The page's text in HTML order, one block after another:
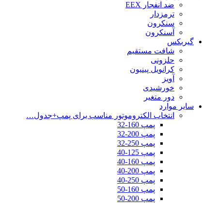
ضد انفجار EEX
ترمزدار
سنکرون
آسنکرون
گیربکس
شافت مستقیم
حلزونی
کرانویل پینیون
آویز
خورشیدی
دور متغیر
سایر موارد
انتخاب الکتروموتور مناسب برای پمپ+جدول…
پمپ 160-32
پمپ 200-32
پمپ 250-32
پمپ 125-40
پمپ 160-40
پمپ 200-40
پمپ 250-40
پمپ 160-50
پمپ 200-50